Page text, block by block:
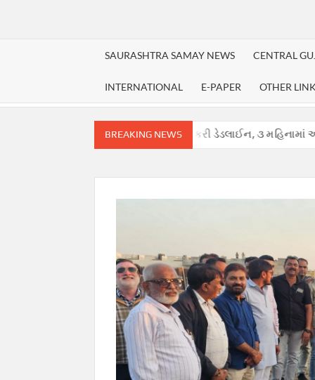
SAURASHTRA SAMAY NEWS CENTRAL
INTERNATIONAL E-PAPER OTHER
BREAKING NEWS
કોર્ટે હાઈકોર્ટ માટે નક્કી કરી ડેડલાઈન, ૩ મહિનામાં આપવો પડશે